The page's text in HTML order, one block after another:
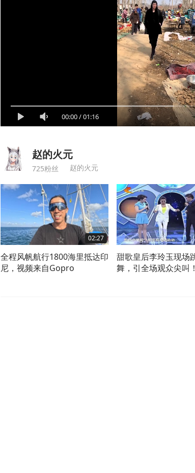
00:00/01:16
赵的火元
725粉丝 赵的火元
02:27
全程风帆航行1800海里抵达印
尼，视频来自Gopro
甜歌皇后李玲玉现场
舞，引全场观众尖叫